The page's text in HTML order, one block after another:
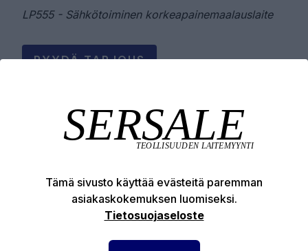
LP555 - Sähkötoiminen korkeapainemaalauslaite
PYYDÄ TARJOUS
LISÄÄ OSTOSKORIIN
Tuotekuvaus
Tämä sivusto käyttää evästeitä paremman
asiakaskokemuksen luomiseksi.
Tietosuojaseloste